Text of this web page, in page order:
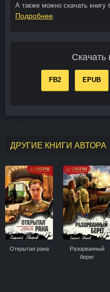
А также можно скачать
Подробнее
FB2 EPUB
ДРУГИЕ КНИГИ АВТОРА
Открытая рана
Разорванный
берег